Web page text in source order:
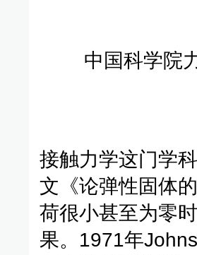
中国科学院
接触力学这门学
文《论弹性固体
荷很小甚至为零
果。1971年